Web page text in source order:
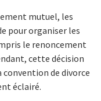
mutuel, les
pour organiser les
le renoncement
cette décision
de divorce
éclairé.